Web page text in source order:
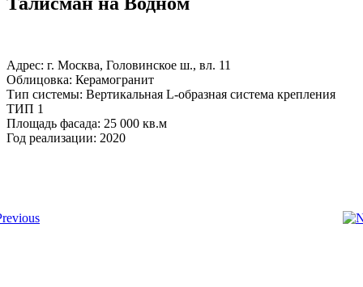
Адрес: г. Москва, Головинское ш., вл. 11
Облицовка: Керамогранит
Тип системы: Вертикальная L-образная система крепления
ТИП 1
Площадь фасада: 25 000 кв.м
Год реализации: 2020